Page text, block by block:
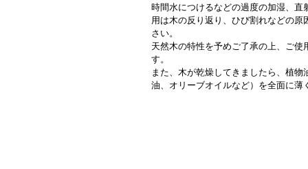
時間水につけるなどの過度の加湿、直
用は木の反り返り、ひび割れなどの原
さい。
天然木の特性を予めご了承の上、ご使
す。
また、木が乾燥してきましたら、植物
油、オリーブオイルなど）を全面に薄